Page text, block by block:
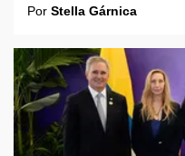
Por Stella Gárnica